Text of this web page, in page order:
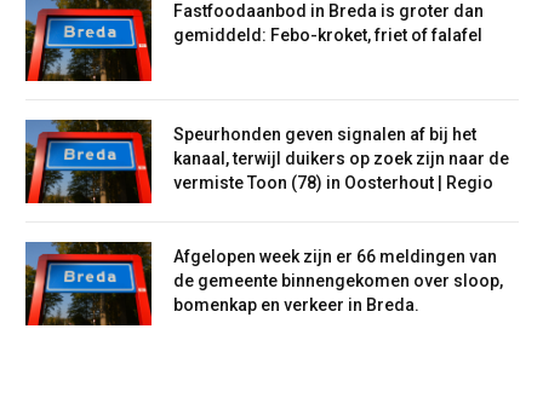
Fastfoodaanbod in Breda is groter dan
gemiddeld: Febo-kroket, friet of falafel
Speurhonden geven signalen af bij het
kanaal, terwijl duikers op zoek zijn naar de
vermiste Toon (78) in Oosterhout | Regio
Afgelopen week zijn er 66 meldingen van
de gemeente binnengekomen over sloop,
bomenkap en verkeer in Breda.